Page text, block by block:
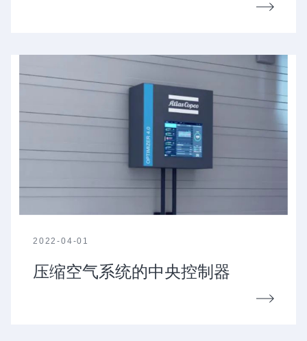
2022-04-01
压缩空气系统的中央控制器